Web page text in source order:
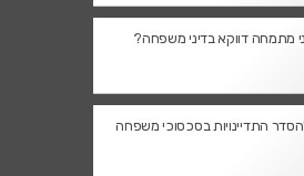
מתמחה דווקא בדיני משפחה?
התדיינויות בסכסוכי משפחה